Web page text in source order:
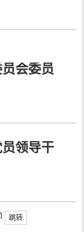
会委员
领导干
跳转